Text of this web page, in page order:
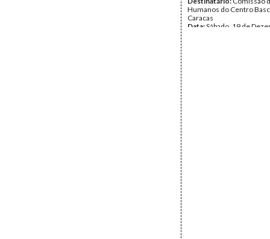
Humanos do Centro
Caracas
Data: Sábado, 19 de